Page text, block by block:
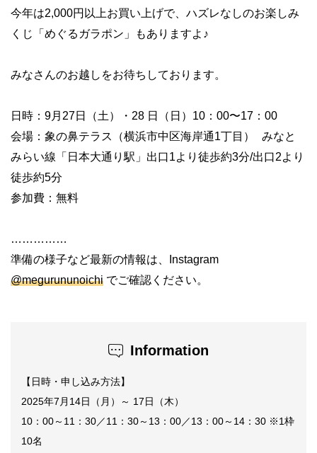
今年は2,000円以上お買い上げで、ハズレなしのお楽しみ
くじ「めぐるガラポン」もありますよ♪
みなさんのお越しをお待ちしております。
日時：9月27日（土）・28 日（日）10：00〜17：00
会場：象の鼻テラス（横浜市中区海岸通1丁目） みなと
みらい線「日本大通り駅」出口1より徒歩約3分/出口2より
徒歩約5分
参加費：無料
……………
準備の様子など最新の情報は、Instagram
@megurununoichi でご確認ください。
Information
【日時・申し込み方法】
2025年7月14日（月）～ 17日（木）
10：00～11：30／11：30～13：00／13：00～14：30 ※1枠
10名